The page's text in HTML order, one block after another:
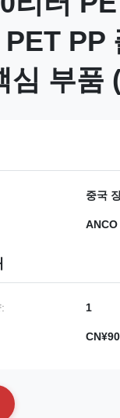
PP
심 부품
중국
ANCO
1